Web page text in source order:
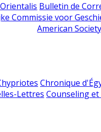
Bulletin de
Commissie voor
American
Chronique
Lettres Counseling